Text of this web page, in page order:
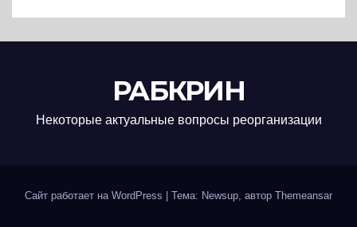
РАБКРИН
Некоторые актуальные вопросы реорганизации
Сайт работает на WordPress Тема: Newsup, автор Themeansar